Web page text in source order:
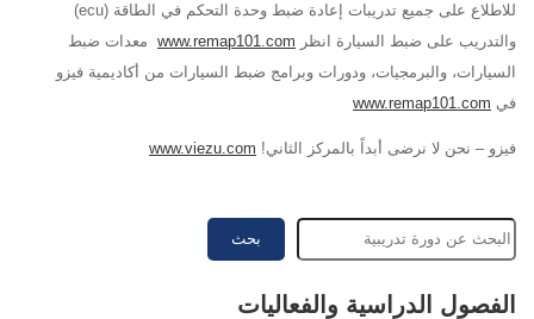
للاطلاع على جميع تدريبات إعادة ضبط وحدة التحكم في الطاقة (ecu)
والتدريب على ضبط السيارة انظر www.remap101.com معدات ضبط
السيارات، والبرمجيات، ودورات وبرامج ضبط السيارات من أكاديمية فيزو
في www.remap101.com
فيزو – نحن لا نرضى أبداً بالمركز الثاني! www.viezu.com
بحث
الفصول الدراسية والفعاليات